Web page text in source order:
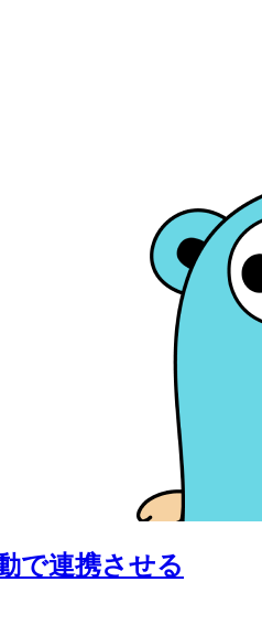
で連携させる